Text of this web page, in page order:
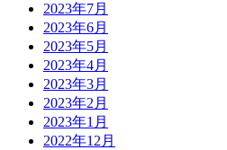
2023年7月
2023年6月
2023年5月
2023年4月
2023年3月
2023年2月
2023年1月
2022年12月